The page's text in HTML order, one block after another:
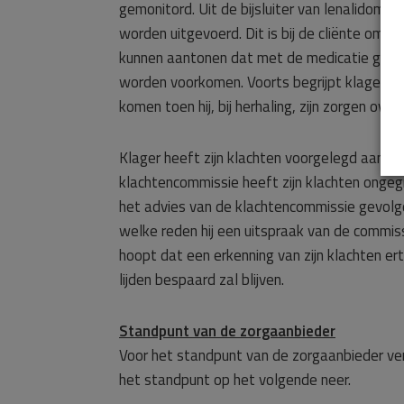
gemonitord. Uit de bijsluiter van
worden uitgevoerd. Dit is bij de cliënte om
kunnen aantonen dat met de medicatie
worden voorkomen. Voorts begrijpt klager
komen toen hij, bij herhaling, zijn zorgen
Klager heeft zijn klachten voorgelegd aan
klachtencommissie heeft zijn klachten
het advies van de klachtencommissie
welke reden hij een uitspraak van de
hoopt dat een erkenning van zijn klachten
lijden bespaard zal blijven.
Standpunt van de zorgaanbieder
Voor het standpunt van de zorgaanbieder
het standpunt op het volgende neer.